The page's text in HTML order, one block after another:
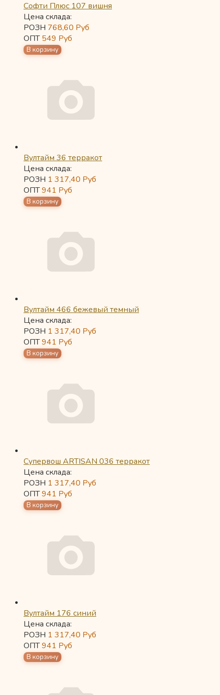
Софти Плюс 107 вишня
Цена склада:
РОЗН 768,60 Руб
ОПТ549 Руб
Вултайм 36 терракот
Цена склада:
РОЗН 1 317,40 Руб
ОПТ941 Руб
Вултайм 466 бежевый темный
Цена склада:
РОЗН 1 317,40 Руб
ОПТ941 Руб
Супервош ARTISAN 036 терракот
Цена склада:
РОЗН 1 317,40 Руб
ОПТ941 Руб
Вултайм 176 синий
Цена склада:
РОЗН 1 317,40 Руб
ОПТ941 Руб